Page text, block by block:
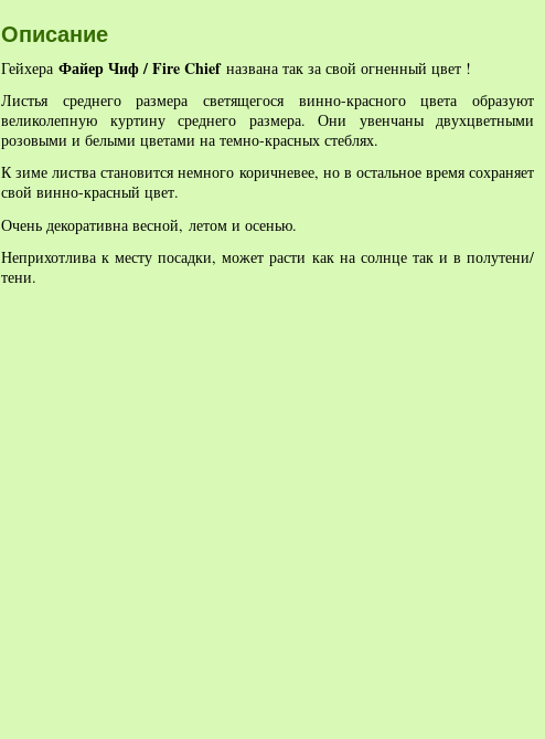
Описание
Гейхера Файер Чиф / Fire Chiefназвана так за свой огненный цвет !
Листья среднего размера светящегося винно-красного цвета образуют
великолепную куртину среднего размера. Они увенчаны двухцветными
розовыми и белыми цветами на темно-красных стеблях.
К зиме листва становится немного коричневее, но в остальное время сохраняет
свой винно-красный цвет.
Очень декоративна весной, летом и осенью.
Неприхотлива к месту посадки, может расти как на солнце так и в полутени/
тени.